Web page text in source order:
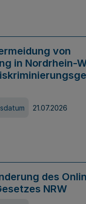
von
in Nordrhein-
21.07.2026
des
NRW